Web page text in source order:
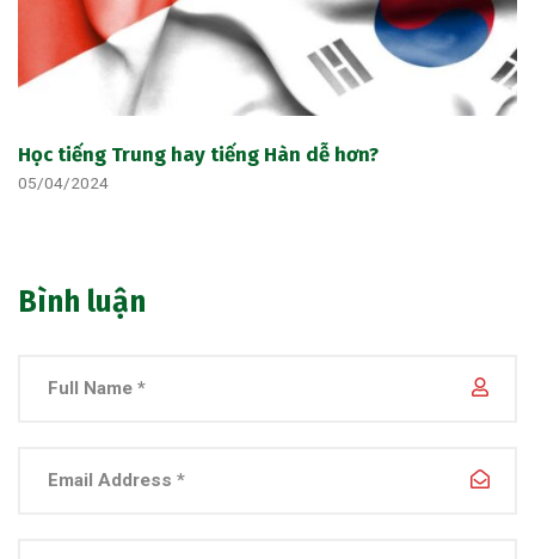
Học tiếng Trung hay tiếng Hàn dễ hơn?
05/04/2024
Bình luận